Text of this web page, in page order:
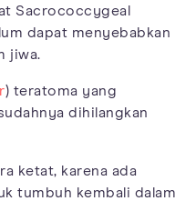
Sacrococcygeal
dapat menyebabkan
jiwa.
) teratoma yang
dihilangkan
ketat, karena ada
tumbuh kembali dalam